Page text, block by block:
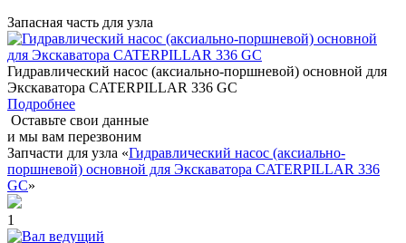
Запасная часть для узла
Гидравлический насос (аксиально-поршневой) основной для
Экскаватора CATERPILLAR 336 GC
Подробнее
Оставьте свои данные
и мы вам перезвоним
Запчасти для узла «Гидравлический насос (аксиально-
поршневой) основной для Экскаватора CATERPILLAR 336
GC»
1